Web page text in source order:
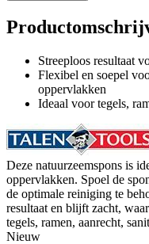
Streeploos resultaat
Flexibel en soepel
oppervlakken
Ideaal voor tegels,
Deze natuurzeemspons is
oppervlakken. Spoel de
de optimale reiniging te
resultaat en blijft zacht,
tegels, ramen, aanrecht,
Nieuw